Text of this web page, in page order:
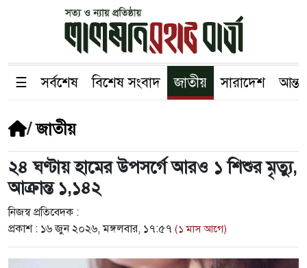
☰ সর্বশেষ বিশেষ সংবাদ জাতীয় সারাদেশ
/জাতীয়
২৪ ঘণ্টায় হামের উপসর্গে আরও ১ শিশুর মৃত্যু,
আক্রান্ত ১,১৪২
নিজস্ব প্রতিবেদক :
প্রকাশ : ১৬ জুন ২০২৬, মঙ্গলবার, ১৭:৫৭ (১ মাস আগে)